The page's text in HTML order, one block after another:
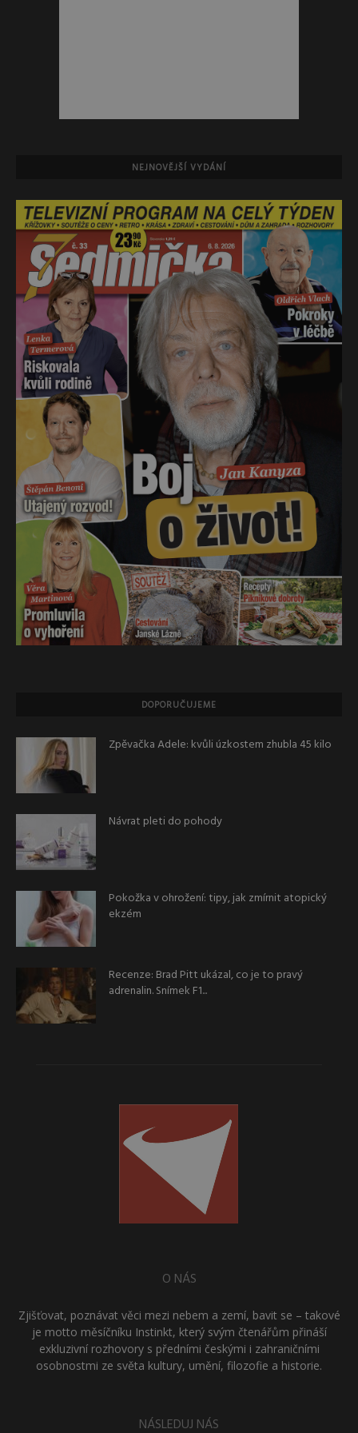
NEJNOVĚJŠÍ VYDÁNÍ
DOPORUČUJEME
Zpěvačka Adele: kvůli úzkostem zhubla 45 kilo
Návrat pleti do pohody
Pokožka v ohrožení: tipy, jak zmírnit atopický
ekzém
Recenze: Brad Pitt ukázal, co je to pravý
adrenalin. Snímek F1...
O NÁS
Zjišťovat, poznávat věci mezi nebem a zemí, bavit se – takové
je motto měsíčníku Instinkt, který svým čtenářům přináší
exkluzivní rozhovory s předními českými i zahraničními
osobnostmi ze světa kultury, umění, filozofie a historie.
NÁSLEDUJ NÁS